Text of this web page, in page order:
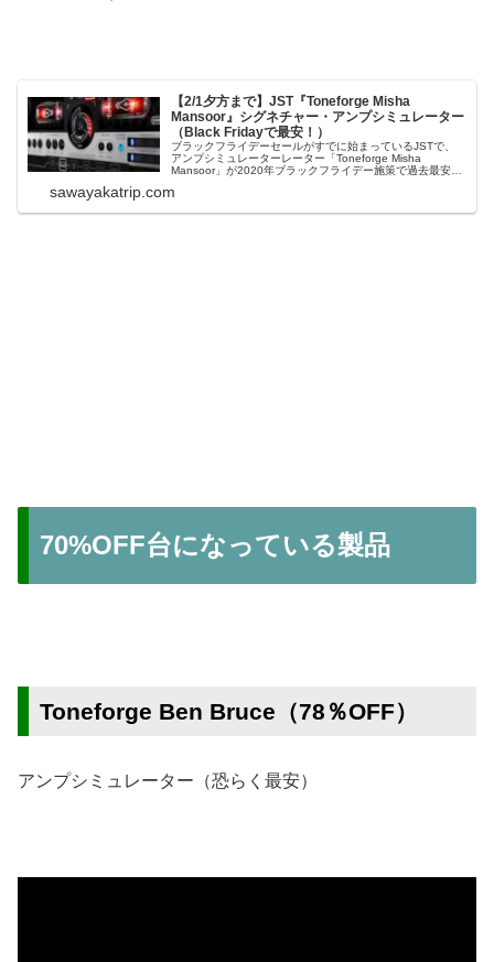
【2/1夕方まで】JST『Toneforge Misha
Mansoor』シグネチャー・アンプシミュレーター
（Black Fridayで最安！）
ブラックフライデーセールがすでに始まっているJSTで、
アンプシミュレーターレーター「Toneforge Misha
Mansoor」が2020年ブラックフライデー施策で過去最安の
Toneforge Misha MansoorToneforge ...
sawayakatrip.com
70%OFF台になっている製品
Toneforge Ben Bruce（78％OFF）
アンプシミュレーター（恐らく最安）